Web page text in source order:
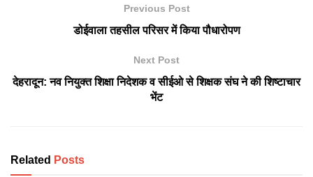
Previous Post
डोईवाला तहसील परिसर में किया पौधारोपण
Next Post
देहरादून: नव नियुक्त शिक्षा निदेशक व सीईओ से शिक्षक संघ ने की शिष्टाचार
भेंट
Related Posts